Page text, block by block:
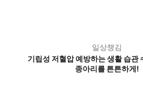
일상챙김
기립성 저혈압 예방하는 생활 습관
종아리를 튼튼하게!